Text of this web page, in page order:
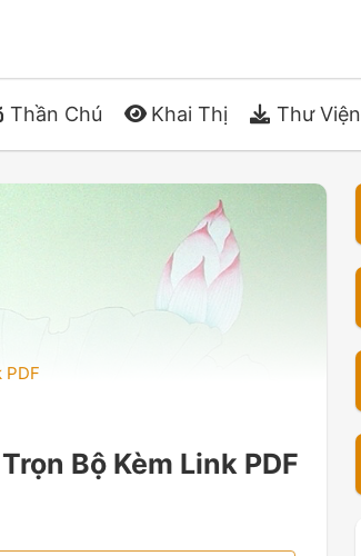
Thần Chú Khai Thị Thư Viện
PDF
Bộ Kèm Link PDF